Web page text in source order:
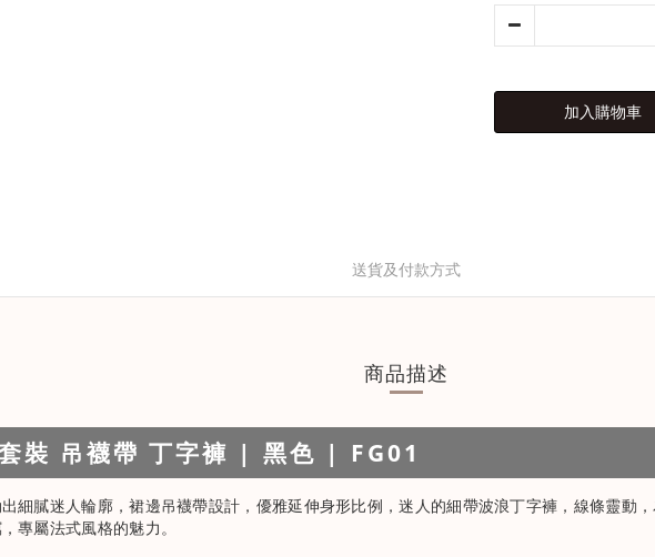
加入購物車
送貨及付款方式
商品描述
裝 吊襪帶 丁字褲 | 黑色 | FG01
細膩迷人輪廓，裙邊吊襪帶設計，優雅延伸身形比例，迷人的細帶波浪丁字褲，線條靈動
專屬法式風格的魅力。